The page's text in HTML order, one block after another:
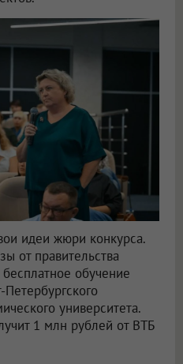
идеи жюри конкурса.
от правительства
обучение
университета.
1 млн рублей от ВТБ